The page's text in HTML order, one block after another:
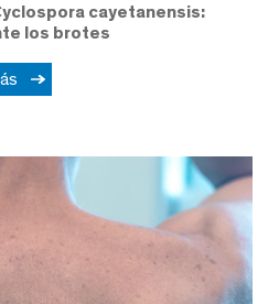
cayetanensis:
los brotes